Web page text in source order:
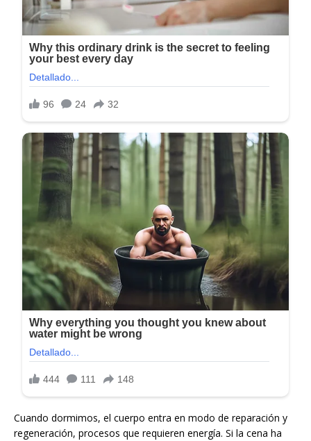
Cuando dormimos, el cuerpo entra en modo de reparación y
regeneración, procesos que requieren energía. Si la cena ha